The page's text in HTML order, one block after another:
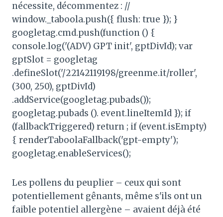
nécessite, décommentez : //
window._taboola.push({ flush: true }); }
googletag.cmd.push(function () {
console.log('(ADV) GPT init', gptDivId); var
gptSlot = googletag
.defineSlot('/22142119198/greenme.it/roller',
(300, 250), gptDivId)
.addService(googletag.pubads());
googletag.pubads (). event.lineItemId }); if
(fallbackTriggered) return ; if (event.isEmpty)
{ renderTaboolaFallback('gpt-empty');
googletag.enableServices();
Les pollens du peuplier – ceux qui sont
potentiellement gênants, même s'ils ont un
faible potentiel allergène – avaient déjà été